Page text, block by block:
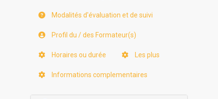
Modalités d'évaluation et de suivi
Profil du / des Formateur(s)
Horaires ou durée Les plus
Informations complementaires